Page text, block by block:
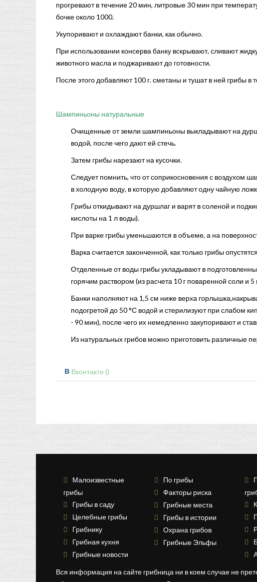
прогревают в течение 20 мин, литровые 30 мин при
бочке около 1000.
Укупоривают и охлаждают банки, как обычно.
При использовании консерва банку вскрывают, сливают
животного масла и поджаривают до готовности.
После этого добавляют 100 г. сметаны и тушат в ней грибы в
Шампиньоны натуральные
Очищенные от земли шампиньоны выкладывают на
водой, после чего дают ей стечь.
Затем грибы нарезают на кусочки.
Следует помнить, что от соприкосновения с воздухом
в холодную воду, в которую добавляют одну чайную
Грибы откидывают на дуршлаг и варят в соленой и
кислоты на 1 л воды).
При варке грибы уменьшаются в объеме, а на
Варка считается законченной, как только грибы
Отделенные от воды грибы укладывают в
горячим раствором (из расчета 10 г поваренной соли и
Банки наполняют на 1,5 см ниже верха
подогретой до 50 °С водой и стерилизуют при слабом
- 90 мин), после чего их немедленно закупоривают и
Из натуральных грибов можно приготовить различные
Вконтакте ()
Малоизвестные
грибы
Грибы в саду
Целебные грибы
Грибнику
Грибная кухня
Грибные новости
По грибы
Факторы риска
Грибные места
Грибы в истории
Охрана грибов
Грибные Эльфы
Вся информация на сайте грибница ни в коем случае не